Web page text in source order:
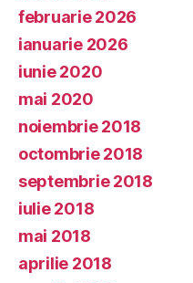
februarie 2026
ianuarie 2026
iunie 2020
mai 2020
noiembrie 2018
octombrie 2018
septembrie 2018
iulie 2018
mai 2018
aprilie 2018